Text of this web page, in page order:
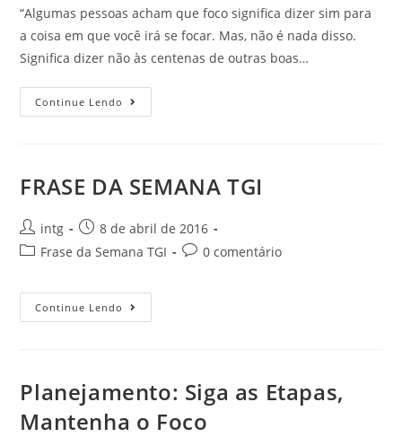
“Algumas pessoas acham que foco significa dizer sim para
a coisa em que você irá se focar. Mas, não é nada disso.
Significa dizer não às centenas de outras boas…
Continue Lendo
FRASE DA SEMANA TGI
intg
8 de abril de 2016
Frase da Semana TGI
0 comentário
Continue Lendo
Planejamento: Siga as Etapas,
Mantenha o Foco